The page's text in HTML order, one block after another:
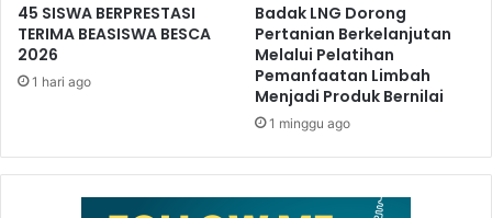
45 SISWA BERPRESTASI
TERIMA BEASISWA BESCA
2026
1 hari ago
Badak LNG Dorong
Pertanian Berkelanjutan
Melalui Pelatihan
Pemanfaatan Limbah
Menjadi Produk Bernilai
1 minggu ago